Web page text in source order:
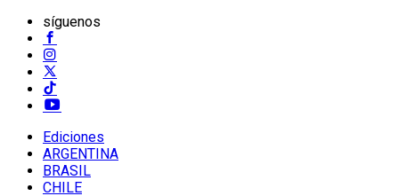
síguenos
Ediciones
ARGENTINA
BRASIL
CHILE